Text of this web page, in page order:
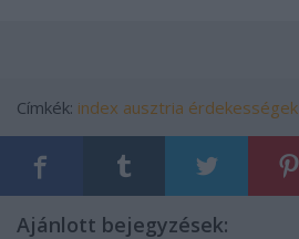
Címkék: index ausztria érdekességek
Ajánlott bejegyzések: